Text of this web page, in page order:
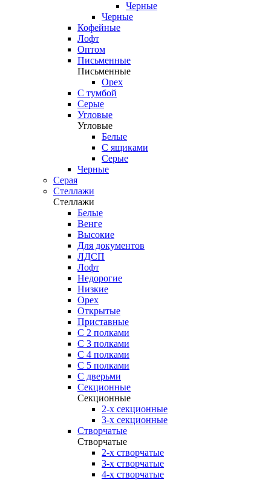
Черные
Черные
Кофейные
Лофт
Оптом
Письменные
Письменные
Орех
С тумбой
Серые
Угловые
Угловые
Белые
С ящиками
Серые
Черные
Серая
Стеллажи
Стеллажи
Белые
Венге
Высокие
Для документов
ЛДСП
Лофт
Недорогие
Низкие
Орех
Открытые
Приставные
С 2 полками
С 3 полками
С 4 полками
С 5 полками
С дверьми
Секционные
Секционные
2-х секционные
3-х секционные
Створчатые
Створчатые
2-х створчатые
3-х створчатые
4-х створчатые